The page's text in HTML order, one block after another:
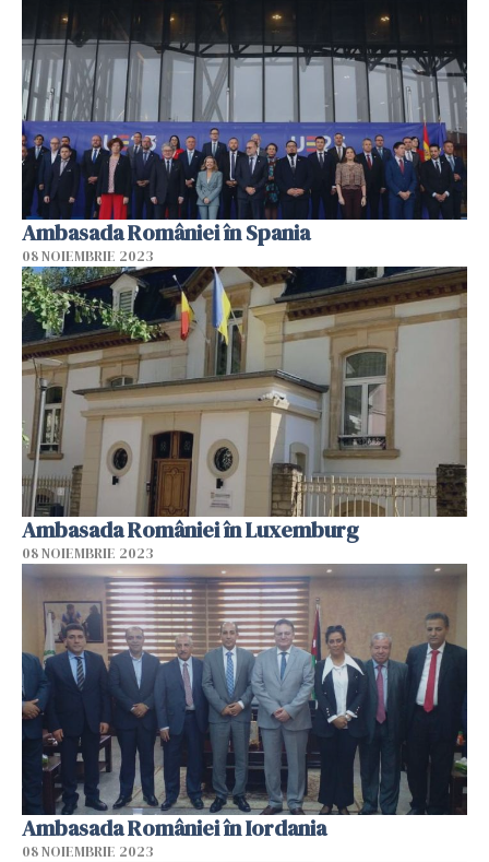
Ambasada României în Spania
08 NOIEMBRIE 2023
Ambasada României în Luxemburg
08 NOIEMBRIE 2023
Ambasada României în Iordania
08 NOIEMBRIE 2023